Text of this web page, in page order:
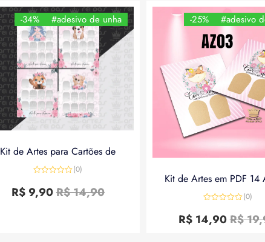
-34% #adesivo de unha
Kit de Artes para Cartões de
0
de
(0)
R$14,90
R$9,90
-25% #adesivo
Kit de Artes em PDF 14
0
de
(0)
R$
R$14,90